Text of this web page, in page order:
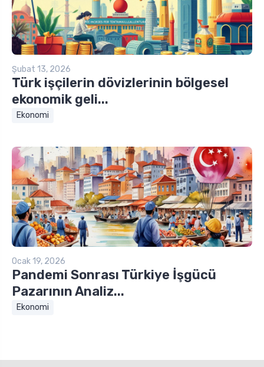
Şubat 13, 2026
Türk işçilerin dövizlerinin bölgesel
ekonomik geli...
Ekonomi
Ocak 19, 2026
Pandemi Sonrası Türkiye İşgücü
Pazarının Analiz...
Ekonomi